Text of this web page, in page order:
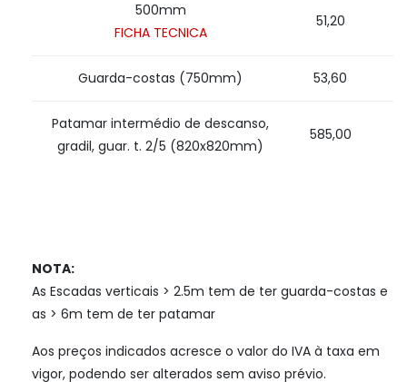
500mm
FICHA TECNICA
51,20
Guarda-costas (750mm) 53,60
Patamar intermédio de descanso,
gradil, guar. t. 2/5 (820x820mm)
585,00
NOTA:
As Escadas verticais > 2.5m tem de ter guarda-costas e
as > 6m tem de ter patamar
Aos preços indicados acresce o valor do IVA à taxa em
vigor, podendo ser alterados sem aviso prévio.